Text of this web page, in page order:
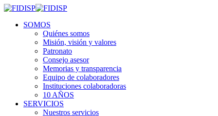
SOMOS
Quiénes somos
Misión, visión y valores
Patronato
Consejo asesor
Memorias y transparencia
Equipo de colaboradores
Instituciones colaboradoras
10 AÑOS
SERVICIOS
Nuestros servicios